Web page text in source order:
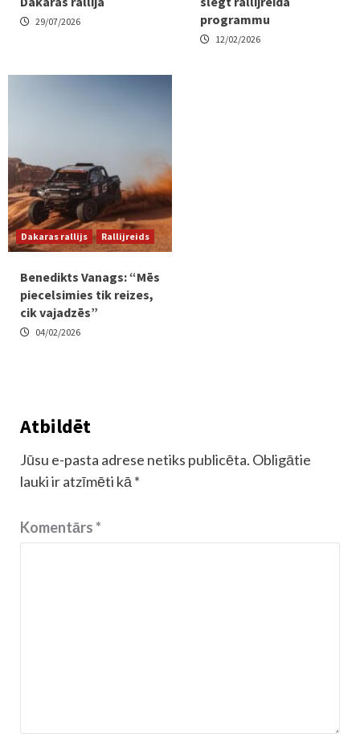
29/07/2026
programmu
12/02/2026
Dakaras rallijs Rallijreids
Benedikts Vanags: “Mēs
piecelsimies tik reizes,
cik vajadzēs”
04/02/2026
Atbildēt
Jūsu e-pasta adrese netiks publicēta. Obligātie
lauki ir atzīmēti kā *
Komentārs*